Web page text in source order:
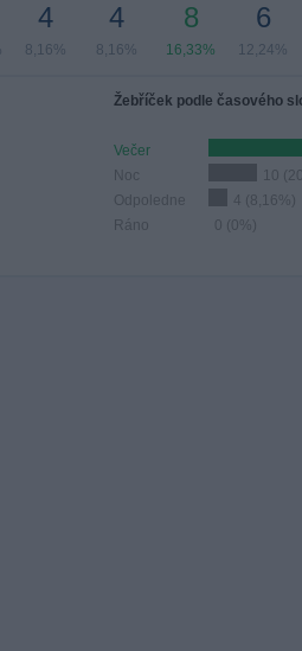
4
8,16%
4
8,16%
8
16,33%
6
12,24%
Žebříček podle časového
Večer
Noc
10
Odpoledne
4 (8,16%)
Ráno
0 (0%)